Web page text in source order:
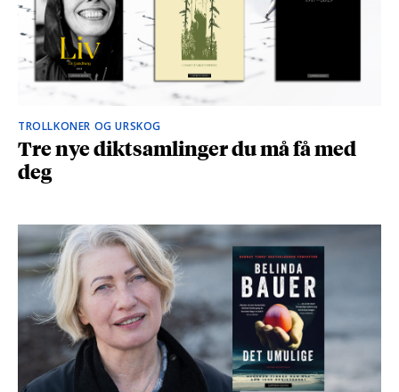
TROLLKONER OG URSKOG
Tre nye diktsamlinger du må få med
deg